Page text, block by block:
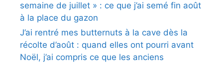
semaine de juillet » : ce que j’ai semé fin août
à la place du gazon
J’ai rentré mes butternuts à la cave dès la
récolte d’août : quand elles ont pourri avant
Noël, j’ai compris ce que les anciens